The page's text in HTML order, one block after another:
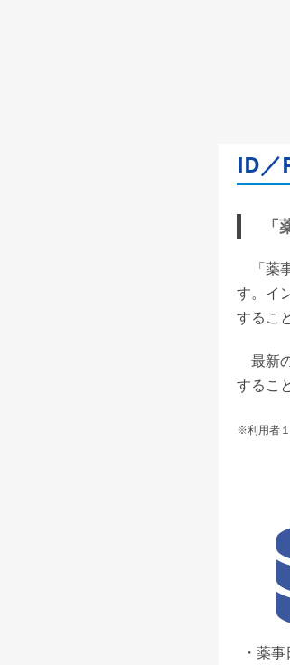
ID／
「薬
す。イ
するこ
最新
するこ
※利用者１
・薬